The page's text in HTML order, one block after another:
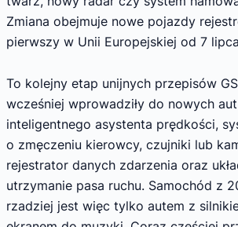
Zmiana obejmuje nowe pojazdy
pierwszy w Unii Europejskiej od 7
To kolejny etap unijnych przepisów
wcześniej wprowadziły do nowych
inteligentnego asystenta prędkości,
o zmęczeniu kierowcy, czujniki lub
rejestrator danych zdarzenia oraz
utrzymanie pasa ruchu. Samochód z
rzadziej jest więc tylko autem z